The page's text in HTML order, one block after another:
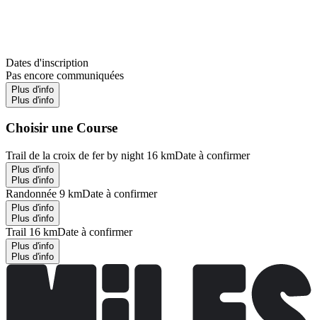
Dates d'inscription
Pas encore communiquées
Plus d'info
Plus d'info
Choisir une Course
Trail de la croix de fer by night 16 kmDate à confirmer
Plus d'info
Plus d'info
Randonnée 9 kmDate à confirmer
Plus d'info
Plus d'info
Trail 16 kmDate à confirmer
Plus d'info
Plus d'info